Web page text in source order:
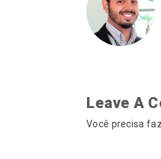
Leave A
Você precisa